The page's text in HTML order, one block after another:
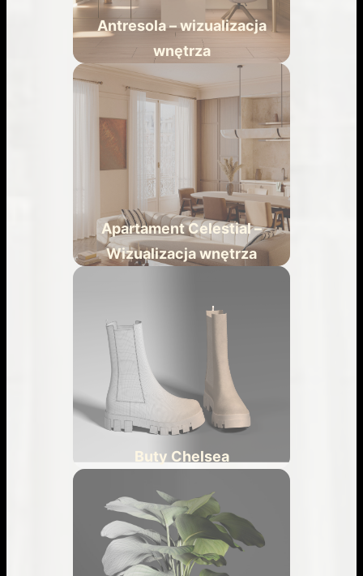
Antresola – wizualizacja
wnętrza
Apartament Celestial –
Wizualizacja wnętrza
Buty Chelsea